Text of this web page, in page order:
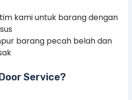
kami untuk barang dengan
barang pecah belah dan
Service?